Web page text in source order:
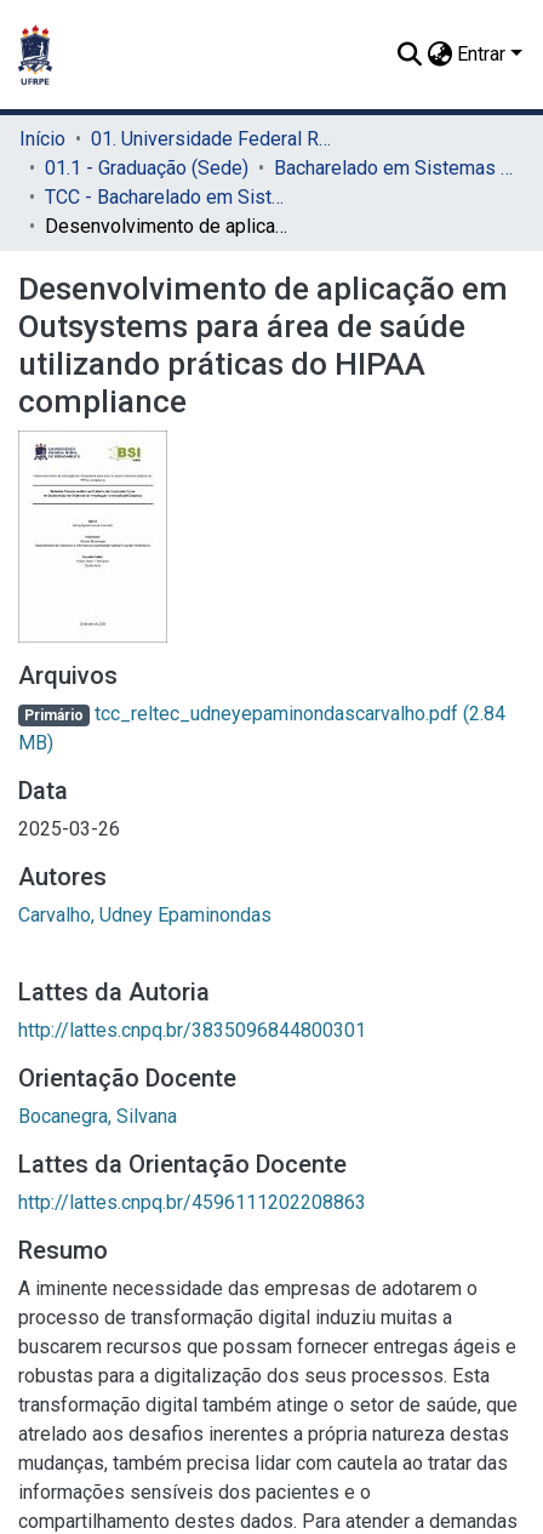
Entrar
Início
01. Universidade Federal Rural de Pernambuco - UFRPE (Sede)
01.1 - Graduação (Sede)
Bacharelado em Sistemas de Informação (Sede)
TCC - Bacharelado em Sistemas da Informação (Sede)
Desenvolvimento de aplicação em Outsystems para área de saúde utilizando práticas do HIPAA compliance
Desenvolvimento de aplicação em
Outsystems para área de saúde
utilizando práticas do HIPAA
compliance
Arquivos
Primário tcc_reltec_udneyepaminondascarvalho.pdf (2.84
MB)
Data
2025-03-26
Autores
Carvalho, Udney Epaminondas
Lattes da Autoria
http://lattes.cnpq.br/3835096844800301
Orientação Docente
Bocanegra, Silvana
Lattes da Orientação Docente
http://lattes.cnpq.br/4596111202208863
Resumo
A iminente necessidade das empresas de adotarem o
processo de transformação digital induziu muitas a
buscarem recursos que possam fornecer entregas ágeis e
robustas para a digitalização dos seus processos. Esta
transformação digital também atinge o setor de saúde, que
atrelado aos desafios inerentes a própria natureza destas
mudanças, também precisa lidar com cautela ao tratar das
informações sensíveis dos pacientes e o
compartilhamento destes dados. Para atender a demandas